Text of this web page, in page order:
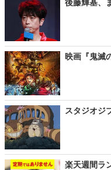
後藤輝基、
映画『鬼滅
スタジオジ
楽天週間ラ